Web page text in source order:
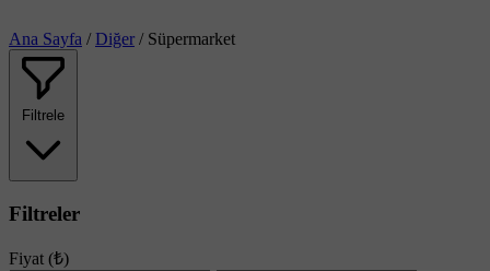
Ana Sayfa / Diğer / Süpermarket
Filtrele
Filtreler
Fiyat (₺)